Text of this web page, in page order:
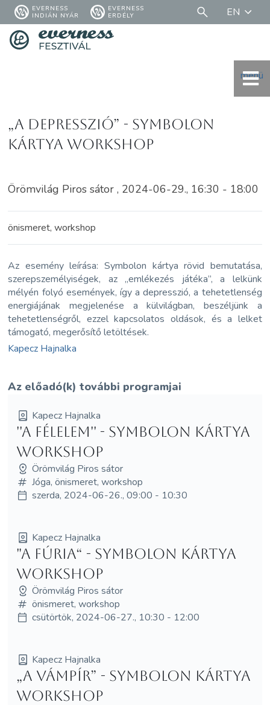
EVERNESS
INDIÁN NYÁR
EVERNESS
ERDÉLY
EN
menü
„A Depresszió” - Symbolon
kártya workshop
Örömvilág Piros sátor , 2024-06-29., 16:30 - 18:00
önismeret, workshop
Az esemény leírása: Symbolon kártya rövid bemutatása,
szerepszemélyiségek, az „emlékezés játéka”, a lelkünk
mélyén folyó események, így a depresszió, a tehetetlenség
energiájának megjelenése a külvilágban, beszéljünk a
tehetetlenségről, ezzel kapcsolatos oldások, és a lelket
támogató, megerősítő letöltések.
Kapecz Hajnalka
Az előadó(k) további programjai
Kapecz Hajnalka
''A Félelem'' - Symbolon kártya
Workshop
Örömvilág Piros sátor
Jóga, önismeret, workshop
szerda, 2024-06-26., 09:00 - 10:30
Kapecz Hajnalka
"A Fúria“ - Symbolon kártya
workshop
Örömvilág Piros sátor
önismeret, workshop
csütörtök, 2024-06-27., 10:30 - 12:00
Kapecz Hajnalka
„A Vámpír” - Symbolon kártya
workshop